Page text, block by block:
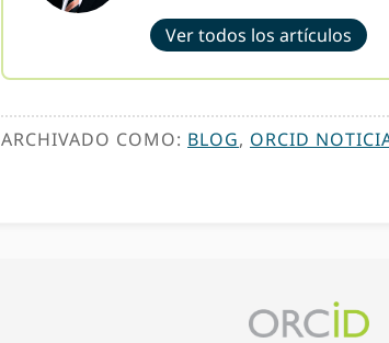
Ver todos los artículos
ARCHIVADO COMO: BLOG, ORCID